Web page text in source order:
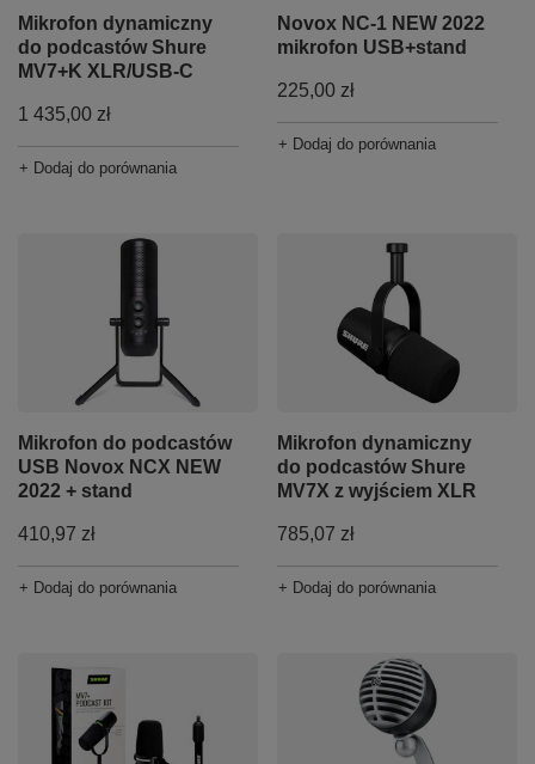
Mikrofon dynamiczny
do podcastów Shure
MV7+K XLR/USB-C
1 435,00 zł
+ Dodaj do porównania
Novox NC-1 NEW 2022
mikrofon USB+stand
225,00 zł
+ Dodaj do porównania
Mikrofon do podcastów
USB Novox NCX NEW
2022 + stand
410,97 zł
+ Dodaj do porównania
Mikrofon dynamiczny
do podcastów Shure
MV7X z wyjściem XLR
785,07 zł
+ Dodaj do porównania